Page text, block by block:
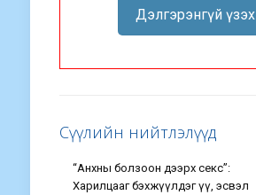
Дэлгэрэнгүй үзэх
Сүүлийн нийтлэлүүд
“Анхны болзоон дээрх секс”:
Харилцааг бэхжүүлдэг үү, эсвэл